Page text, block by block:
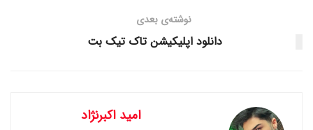
نوشته‌ی بعدی
دانلود اپلیکیشن تاک تیک بت
امید اکبرنژاد